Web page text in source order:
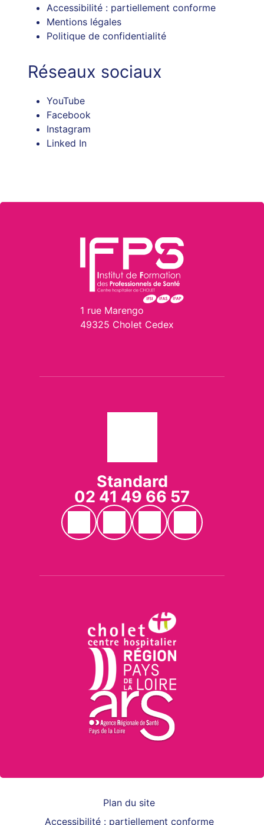
Accessibilité : partiellement conforme
Mentions légales
Politique de confidentialité
Réseaux sociaux
YouTube
Facebook
Instagram
Linked In
1 rue Marengo
49325 Cholet Cedex
Standard
02 41 49 66 57
Page YouTube du CH Cholet
Page Facebook du CH Cholet
Page Instagram du CH
Page LinkedIn
Centre Hospitalier
Région Pays de la
Plan du site
Accessibilité : partiellement conforme